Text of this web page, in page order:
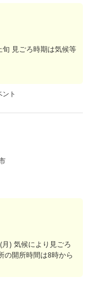
見ごろ時期は気候等
ト
) 気候により見ごろ
の開所時間は8時から